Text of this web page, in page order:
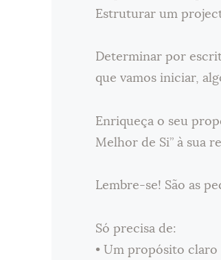
Estruturar um
Determinar por
que vamos iniciar,
Enriqueça o seu
Melhor de Si” à sua
Lembre-se! São as
Só precisa de:
• Um propósito claro